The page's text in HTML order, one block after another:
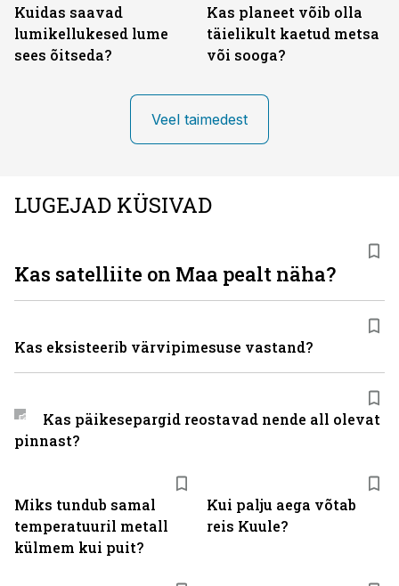
Kuidas saavad
lumikellukesed lume
sees õitseda?
Kas planeet võib olla
täielikult kaetud metsa
või sooga?
Veel taimedest
LUGEJAD KÜSIVAD
Miks tundub samal
temperatuuril metall
külmem kui puit?
Kui palju aega võtab
reis Kuule?
Kas satelliite on Maa pealt näha?
Kas eksisteerib värvipimesuse vastand?
Kas päikesepargid reostavad nende all olevat
pinnast?